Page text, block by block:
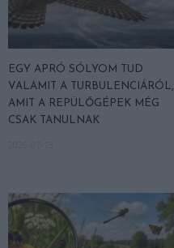
EGY APRÓ SÓLYOM TUD
VALAMIT A TURBULENCIÁRÓL,
AMIT A REPÜLŐGÉPEK MÉG
CSAK TANULNAK